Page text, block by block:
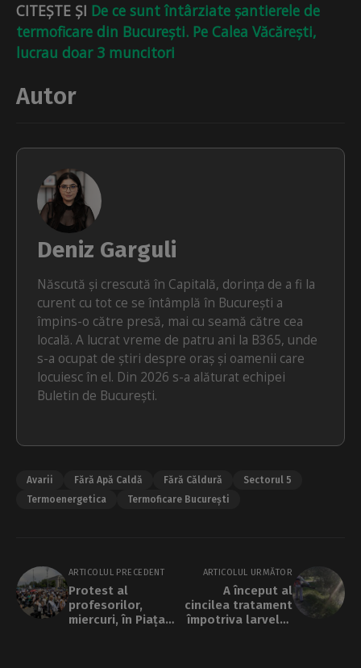
CITEȘTE ȘI De ce sunt întârziate șantierele de
termoficare din București. Pe Calea Văcărești,
lucrau doar 3 muncitori
Autor
Deniz Garguli
Născută și crescută în Capitală, dorința de a fi la
curent cu tot ce se întâmplă în București a
împins-o către presă, mai cu seamă către cea
locală. A lucrat vreme de patru ani la B365, unde
s-a ocupat de știri despre oraș și oamenii care
locuiesc în el. Din 2026 s-a alăturat echipei
Buletin de București.
Avarii Fără Apă Caldă Fără Căldură
Sectorul 5
Termoenergetica
Termoficare București
ARTICOLUL PRECEDENT
Protest al
profesorilor,
miercuri, în Piața
ARTICOLUL URMĂTOR
A început al
cincilea tratament
împotriva larvelor